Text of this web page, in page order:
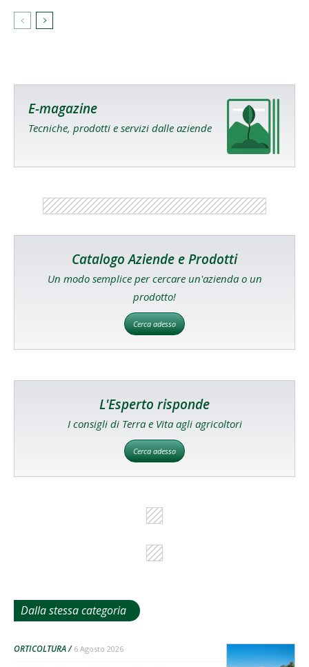
E-magazine
Tecniche, prodotti e servizi dalle aziende
Catalogo Aziende e Prodotti
Un modo semplice per cercare un'azienda o un
prodotto!
Cerca adesso
L'Esperto risponde
I consigli di Terra e Vita agli agricoltori
Cerca adesso
Dalla stessa categoria
ORTICOLTURA 6 Agosto 2026